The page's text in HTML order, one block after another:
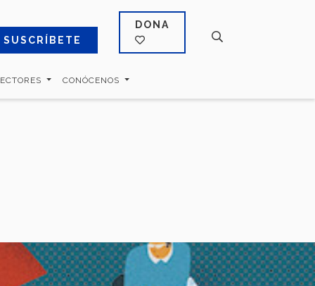
SUSCRÍBETE
DONA
CONÓCENOS